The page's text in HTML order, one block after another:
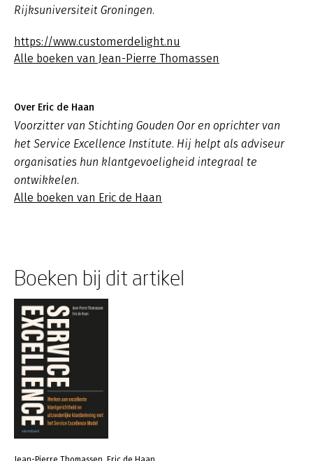
Rijksuniversiteit Groningen.
https://www.customerdelight.nu
Alle boeken van Jean-Pierre Thomassen
Over Eric de Haan
Voorzitter van Stichting Gouden Oor en oprichter van
het Service Excellence Institute. Hij helpt als adviseur
organisaties hun klantgevoeligheid integraal te
ontwikkelen.
Alle boeken van Eric de Haan
Boeken bij dit artikel